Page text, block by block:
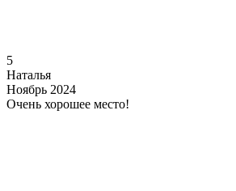
5
Наталья
Ноябрь 2024
Очень хорошее место!